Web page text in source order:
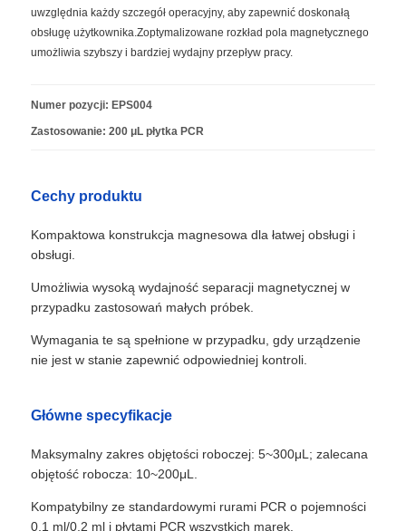
uwzględnia każdy szczegół operacyjny, aby zapewnić doskonałą
obsługę użytkownika.Zoptymalizowane rozkład pola magnetycznego
umożliwia szybszy i bardziej wydajny przepływ pracy.
Numer pozycji: EPS004
Zastosowanie: 200 μL płytka PCR
Cechy produktu
Kompaktowa konstrukcja magnesowa dla łatwej obsługi i
obsługi.
Umożliwia wysoką wydajność separacji magnetycznej w
przypadku zastosowań małych próbek.
Wymagania te są spełnione w przypadku, gdy urządzenie
nie jest w stanie zapewnić odpowiedniej kontroli.
Główne specyfikacje
Maksymalny zakres objętości roboczej: 5~300μL; zalecana
objętość robocza: 10~200μL.
Kompatybilny ze standardowymi rurami PCR o pojemności
0,1 ml/0,2 ml i płytami PCR wszystkich marek.